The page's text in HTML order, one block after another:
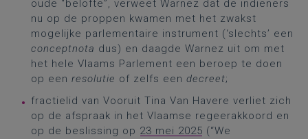
oude “belofte”, verweet Warnez dat de indieners
nu op de proppen kwamen met het zwakst
mogelijke parlementaire instrument (‘slechts’ een
conceptnota dus) en daagde Warnez uit om met
het hele Vlaams Parlement een beroep te doen
op een resolutie of zelfs een decreet;
fractielid van Vooruit Tina Van Havere verliet zich
op de afspraak in het Vlaamse regeerakkoord en
op de beslissing op 23 mei 2025 (“We